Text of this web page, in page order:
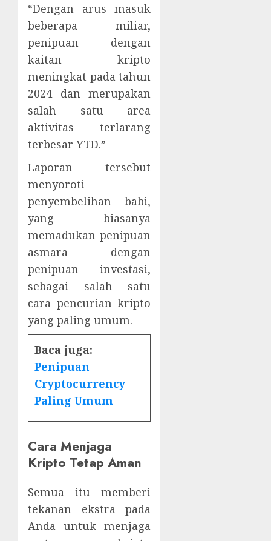
“Dengan arus masuk
beberapa miliar,
penipuan dengan
kaitan kripto
meningkat pada tahun
2024 dan merupakan
salah satu area
aktivitas terlarang
terbesar YTD.”
Laporan tersebut
menyoroti
penyembelihan babi,
yang biasanya
memadukan penipuan
asmara dengan
penipuan investasi,
sebagai salah satu
cara pencurian kripto
yang paling umum.
Baca juga:
Penipuan
Cryptocurrency
Paling Umum
Cara Menjaga
Kripto Tetap Aman
Semua itu memberi
tekanan ekstra pada
Anda untuk menjaga